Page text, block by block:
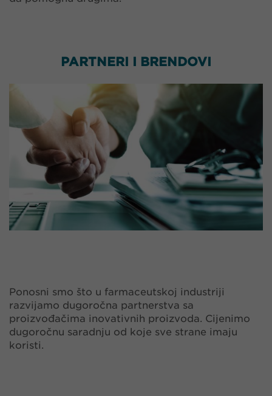
PARTNERI I BRENDOVI
Ponosni smo što u farmaceutskoj industriji
razvijamo dugoročna partnerstva sa
proizvođačima inovativnih proizvoda. Cijenimo
dugoročnu saradnju od koje sve strane imaju
koristi.